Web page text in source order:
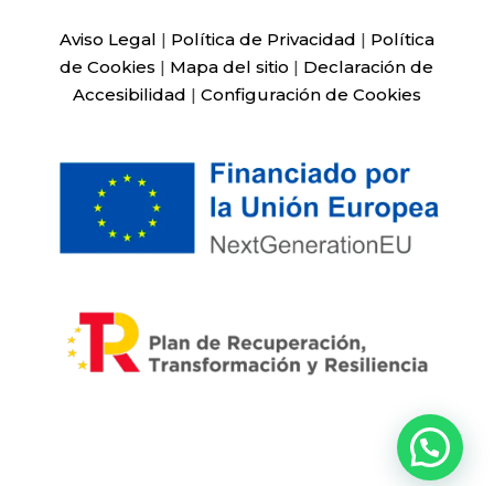
Aviso Legal | Política de Privacidad | Política
de Cookies | Mapa del sitio | Declaración de
Accesibilidad | Configuración de Cookies